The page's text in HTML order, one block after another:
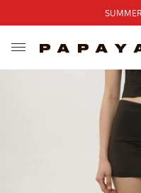
Треба допомога?
Адреси магазинів